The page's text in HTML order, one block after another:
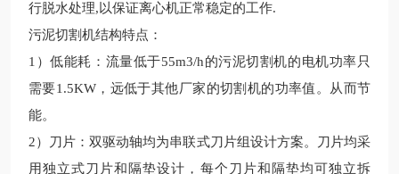
行脱水处理,以保证离心机正常稳定的工作.
污泥切割机结构特点：
1 ）低能耗：流量低于55m3/h的污泥切割机的电机功率只
需要1.5KW，远低于其他厂家的切割机的功率值。从而节
能。
2）刀片：双驱动轴均为串联式刀片组设计方案。刀片均采
用独立式刀片和隔垫设计，每个刀片和隔垫均可独立拆